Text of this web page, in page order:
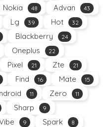
Nokia 48 Advan 43
Lg 39 Hot 32
Blackberry 24
Oneplus 22
Pixel 21 Zte 21
Find 16 Mate 15
11 Zero 11
Sharp 9
9 Spark 8